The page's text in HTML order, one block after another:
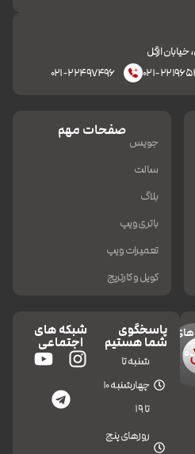
خیابان ازگل
۲۲۱۹۶۵۲۶ ۰۲۱-۲۲۴۹۷۴۹۶
صفحات مهم
جویس
سالت
بلاگ
باتری ویپ
تعمیرات ویپ
کویل و کارتریج
پاسخگوی
شما هستیم
شنبه تا
چهارشنبه 10
تا 19
روزهای پنج
شبکه های
اجتماعی